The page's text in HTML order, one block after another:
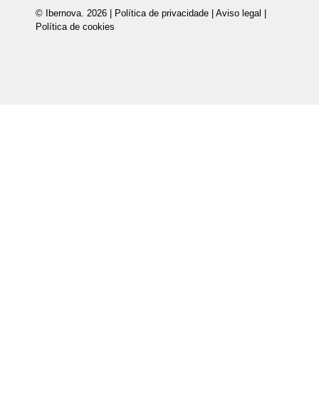
© Ibernova. 2026 | Política de privacidade Aviso legal
Política de cookies